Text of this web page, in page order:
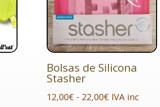
Bolsas de Silicona
Stasher
12,00€ - 22,00€Rango
IVA inc